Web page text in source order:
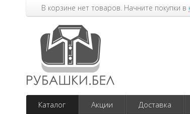
В корзине нет товаров. Начните покупки в
Каталог Акции Доставка